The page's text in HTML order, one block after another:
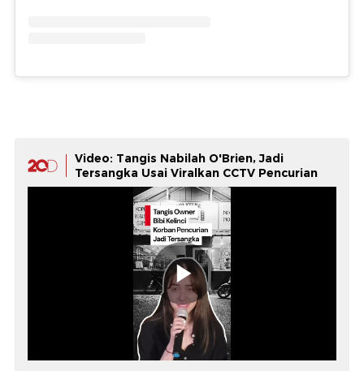
Video: Tangis Nabilah O'Brien, Jadi
Tersangka Usai Viralkan CCTV Pencurian